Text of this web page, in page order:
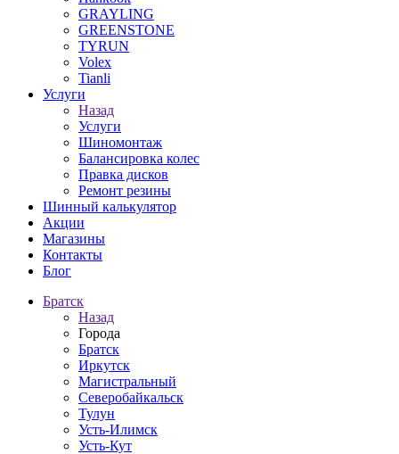
GRAYLING
GREENSTONE
TYRUN
Volex
Tianli
Услуги
Назад
Услуги
Шиномонтаж
Балансировка колес
Правка дисков
Ремонт резины
Шинный калькулятор
Акции
Магазины
Контакты
Блог
Братск
Назад
Города
Братск
Иркутск
Магистральный
Северобайкальск
Тулун
Усть-Илимск
Усть-Кут